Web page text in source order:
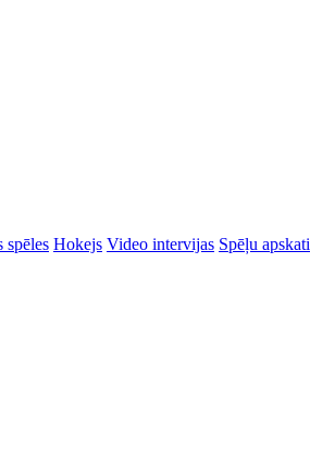
spēles Hokejs Video intervijas Spēļu apskati